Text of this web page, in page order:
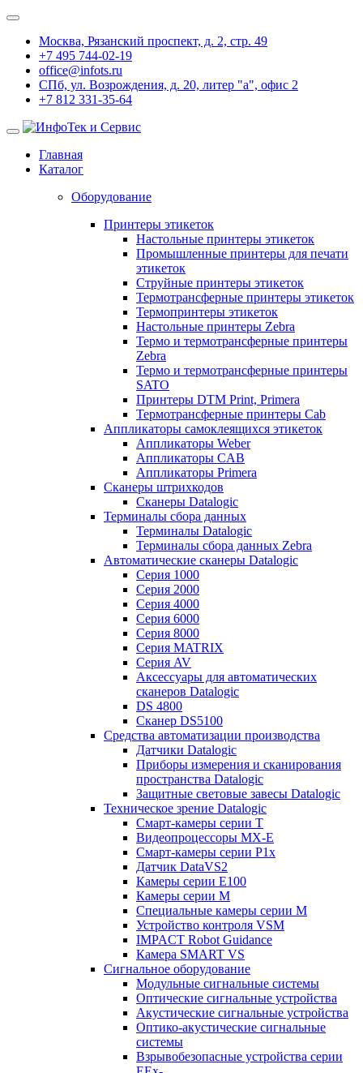
Москва, Рязанский проспект, д. 2, стр. 49
+7 495 744-02-19
office@infots.ru
СПб, ул. Возрождения, д. 20, литер "a", офис 2
+7 812 331-35-64
Главная
Каталог
Оборудование
Принтеры этикеток
Настольные принтеры этикеток
Промышленные принтеры для печати
этикеток
Струйные принтеры этикеток
Термотрансферные принтеры этикеток
Термопринтеры этикеток
Настольные принтеры Zebra
Термо и термотрансферные принтеры
Zebra
Термо и термотрансферные принтеры
SATO
Принтеры DTM Print, Primera
Термотрансферные принтеры Cab
Аппликаторы самоклеящихся этикеток
Аппликаторы Weber
Аппликаторы CAB
Аппликаторы Primera
Сканеры штрихкодов
Сканеры Datalogic
Терминалы сбора данных
Терминалы Datalogic
Терминалы сбора данных Zebra
Автоматические сканеры Datalogic
Серия 1000
Серия 2000
Серия 4000
Серия 6000
Серия 8000
Серия MATRIX
Серия AV
Аксессуары для автоматических
сканеров Datalogic
DS 4800
Сканер DS5100
Средства автоматизации производства
Датчики Datalogic
Приборы измерения и сканирования
пространства Datalogic
Защитные световые завесы Datalogic
Техническое зрение Datalogic
Смарт-камеры серии T
Видеопроцессоры MX-E
Смарт-камеры серии P1x
Датчик DataVS2
Камеры серии E100
Камеры серии M
Специальные камеры серии M
Устройство контроля VSM
IMPACT Robot Guidance
Камера SMART VS
Cигнальное оборудование
Модульные сигнальные системы
Оптические сигнальные устройства
Акустические сигнальные устройства
Оптико-акустические сигнальные
системы
Взрывобезопасные устройства серии